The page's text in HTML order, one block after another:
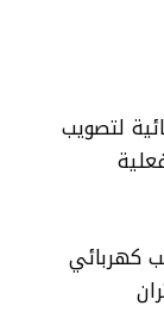
الكهربائية لتصويب
كهربائي